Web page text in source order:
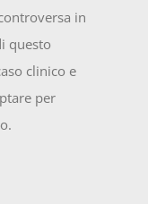
in
questo
clinico e
per